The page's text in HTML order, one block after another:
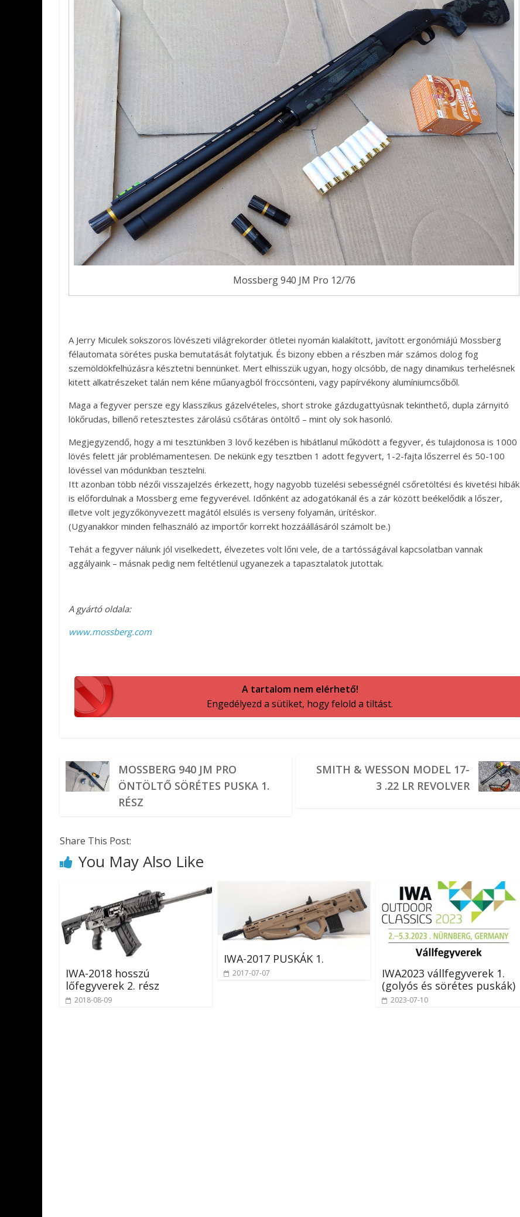
Mossberg 940 JM Pro 12/76
A Jerry Miculek sokszoros lövészeti világrekorder ötletei nyomán kialakított, javított ergonómiájú Mossberg
félautomata sörétes puska bemutatását folytatjuk. És bizony ebben a részben már számos dolog fog
szemöldökfelhúzásra késztetni bennünket. Mert elhisszük ugyan, hogy olcsóbb, de nagy dinamikus terhelésnek
kitett alkatrészeket talán nem kéne műanyagból fröccsönteni, vagy papírvékony alumíniumcsőből.
Maga a fegyver persze egy klasszikus gázelvételes, short stroke gázdugattyúsnak tekinthető, dupla zárnyitó
lökőrudas, billenő retesztestes zárolású csőtáras öntöltő – mint oly sok hasonló.
Megjegyzendő, hogy a mi tesztünkben 3 lövő kezében is hibátlanul működött a fegyver, és tulajdonosa is 1000
lövés felett jár problémamentesen. De nekünk egy tesztben 1 adott fegyvert, 1-2-fajta lőszerrel és 50-100
lövéssel van módunkban tesztelni.
Itt azonban több nézői visszajelzés érkezett, hogy nagyobb tüzelési sebességnél csőretöltési és kivetési hibák
is előfordulnak a Mossberg eme fegyverével. Időnként az adogatókanál és a zár között beékelődik a lőszer,
illetve volt jegyzőkönyvezett magától elsülés is verseny folyamán, ürítéskor.
(Ugyanakkor minden felhasználó az importőr korrekt hozzáállásáról számolt be.)
Tehát a fegyver nálunk jól viselkedett, élvezetes volt lőni vele, de a tartósságával kapcsolatban vannak
aggályaink – másnak pedig nem feltétlenül ugyanezek a tapasztalatok jutottak.
A gyártó oldala:
www.mossberg.com
A tartalom nem elérhető!
Engedélyezd a sütiket, hogy felold a tiltást.
MOSSBERG 940 JM PRO
ÖNTÖLTŐ SÖRÉTES PUSKA 1.
RÉSZ
SMITH & WESSON MODEL 17-
3 .22 LR REVOLVER
Share This Post:
You May Also Like
IWA-2018 hosszú
lőfegyverek 2. rész
2018-08-09
IWA-2017 PUSKÁK 1.
2017-07-07
IWA2023 vállfegyverek 1.
(golyós és sörétes puskák)
2023-07-10